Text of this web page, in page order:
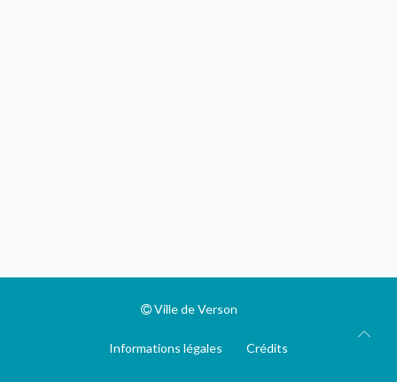
Ville de Verson
Informations légales Crédits